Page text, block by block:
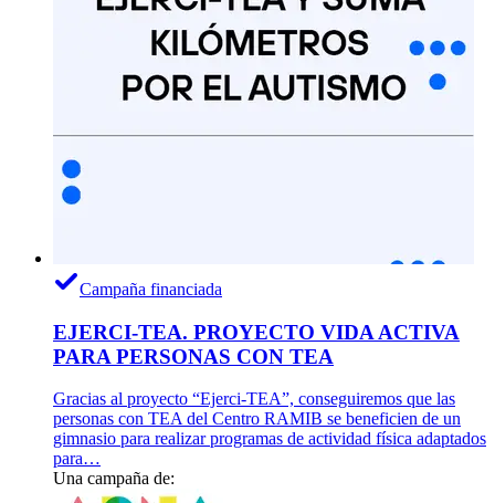
Campaña financiada
EJERCI-TEA. PROYECTO VIDA ACTIVA
PARA PERSONAS CON TEA
Gracias al proyecto “Ejerci-TEA”, conseguiremos que las
personas con TEA del Centro RAMIB se beneficien de un
gimnasio para realizar programas de actividad física adaptados
para…
Una campaña de: